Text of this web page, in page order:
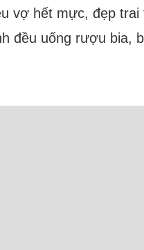
vợ hết mực, đẹp
đều uống rượu bia,